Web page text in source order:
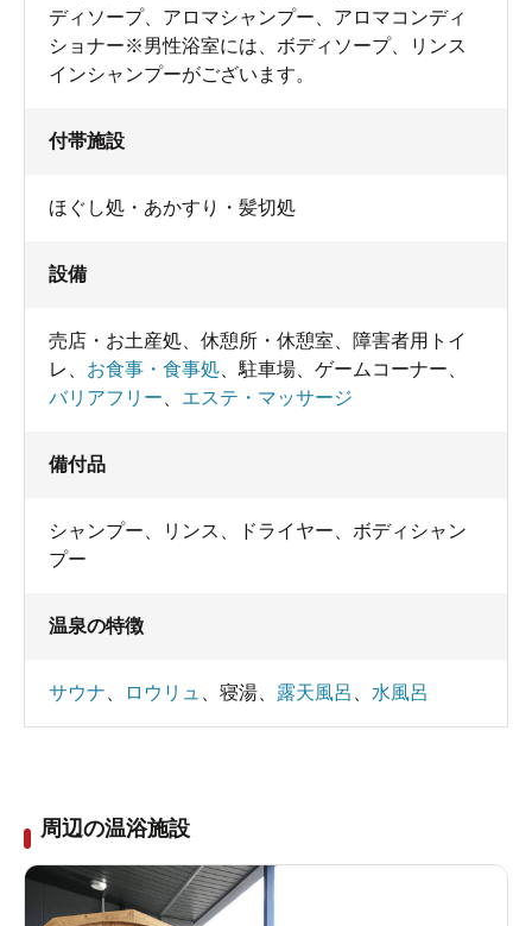
女性用パウダースペース
ディソープ、アロマシャンプー、アロマコンディ
ショナー※男性浴室には、ボディソープ、リンス
インシャンプーがございます。
付帯施設
ほぐし処・あかすり・髪切処
設備
売店・お土産処 休憩所・休憩室
障害者用トイ
レ
お食事・食事処 駐車場 ゲームコーナー
バリアフリー
エステ・マッサージ
備付品
シャンプー リンス ドライヤー
ボディシャン
プー
温泉の特徴
サウナ ロウリュ 寝湯 露天風呂 水風呂
周辺の温浴施設